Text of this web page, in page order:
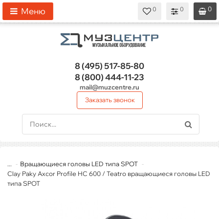
0
0
0
Меню
8 (495)517-85-80
8 (800)444-11-23
mail@muzcentre.ru
Заказать звонок
...
Вращающиеся головы LED типа SPOT
Clay Paky Axcor Profile HC 600 / Teatro вращающиеся головы LED
типа SPOT